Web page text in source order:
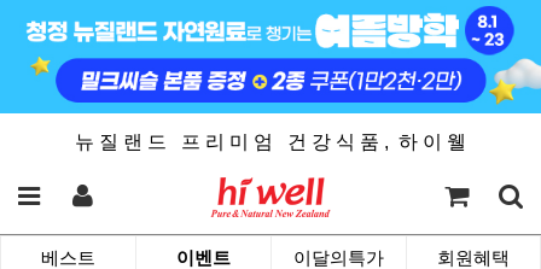
뉴 질 랜 드 프 리 미 엄 건 강 식 품 , 하 이 웰
베스트 이벤트 이달의특가 회원혜택